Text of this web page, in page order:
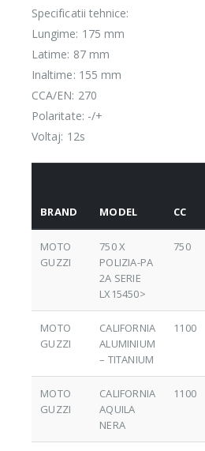
Specificatii tehnice:
Lungime: 175 mm
Latime: 87 mm
Inaltime: 155 mm
CCA/EN: 270
Polaritate: -/+
Voltaj: 12s
BRAND MODEL CC
MOTO
GUZZI
750 X
POLIZIA-PA
2A SERIE
LX15450>
750
MOTO
GUZZI
CALIFORNIA
ALUMINIUM
– TITANIUM
1100
MOTO
GUZZI
CALIFORNIA
AQUILA
NERA
1100